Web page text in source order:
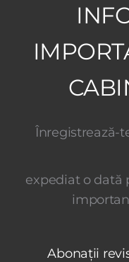
Înregistrează-
expediat o dată
Abonații